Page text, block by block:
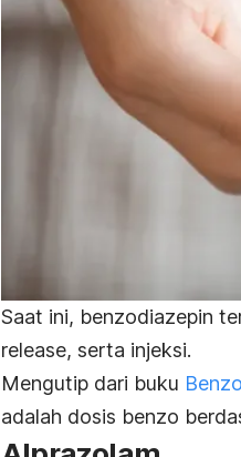
Saat ini, benzodiazepin
release, serta injeksi.
Mengutip dari buku
adalah dosis benzo